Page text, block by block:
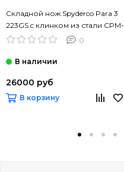
Складной нож Spyderco Para 3
223GS c клинком из стали CPM-
S45VN, рукоять G10 0
26000 руб
В корзину